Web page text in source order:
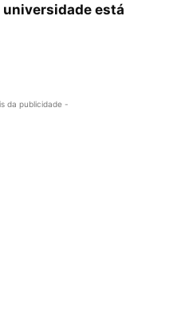
está
da publicidade -